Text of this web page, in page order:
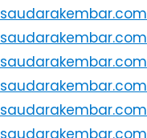
saudarakembar.com
saudarakembar.com
saudarakembar.com
saudarakembar.com
saudarakembar.com
saudarakembar.com